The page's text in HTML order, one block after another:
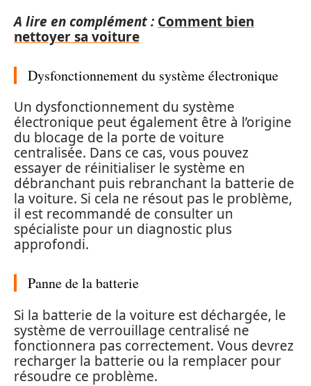
A lire en complément : Comment bien
nettoyer sa voiture
Dysfonctionnement du système électronique
Un dysfonctionnement du système
électronique peut également être à l’origine
du blocage de la porte de voiture
centralisée. Dans ce cas, vous pouvez
essayer de réinitialiser le système en
débranchant puis rebranchant la batterie de
la voiture. Si cela ne résout pas le problème,
il est recommandé de consulter un
spécialiste pour un diagnostic plus
approfondi.
Panne de la batterie
Si la batterie de la voiture est déchargée, le
système de verrouillage centralisé ne
fonctionnera pas correctement. Vous devrez
recharger la batterie ou la remplacer pour
résoudre ce problème.